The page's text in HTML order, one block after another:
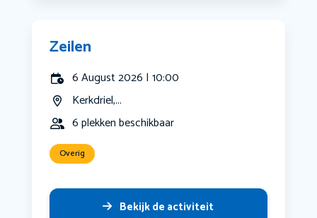
Zeilen
6 August 2026 | 10:00
Kerkdriel,...
6 plekken beschikbaar
Overig
Bekijk de activiteit